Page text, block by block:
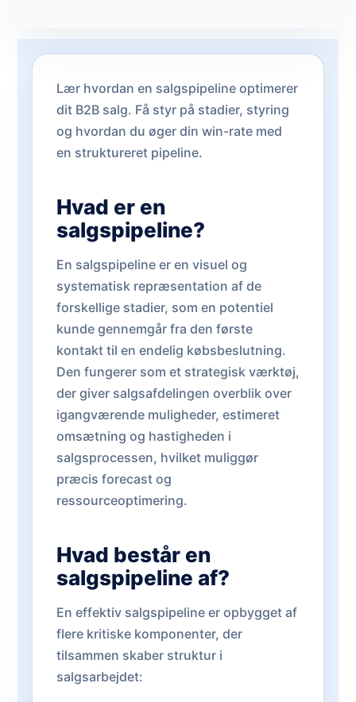
Lær hvordan en salgspipeline optimerer
dit B2B salg. Få styr på stadier, styring
og hvordan du øger din win-rate med
en struktureret pipeline.
Hvad er en
salgspipeline?
En salgspipeline er en visuel og
systematisk repræsentation af de
forskellige stadier, som en potentiel
kunde gennemgår fra den første
kontakt til en endelig købsbeslutning.
Den fungerer som et strategisk værktøj,
der giver salgsafdelingen overblik over
igangværende muligheder, estimeret
omsætning og hastigheden i
salgsprocessen, hvilket muliggør
præcis forecast og
ressourceoptimering.
Hvad består en
salgspipeline af?
En effektiv salgspipeline er opbygget af
flere kritiske komponenter, der
tilsammen skaber struktur i
salgsarbejdet: